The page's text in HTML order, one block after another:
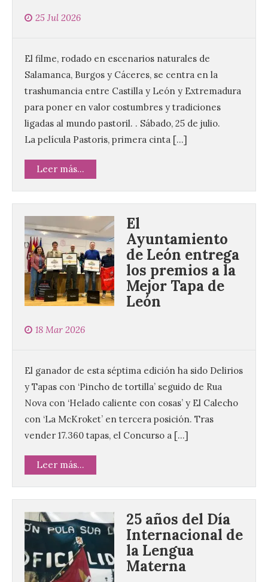
25 Jul 2026
El filme, rodado en escenarios naturales de
Salamanca, Burgos y Cáceres, se centra en la
trashumancia entre Castilla y León y Extremadura
para poner en valor costumbres y tradiciones
ligadas al mundo pastoril. . Sábado, 25 de julio.
La película Pastoris, primera cinta […]
Leer más...
El
Ayuntamiento
de León entrega
los premios a la
Mejor Tapa de
León
18 Mar 2026
El ganador de esta séptima edición ha sido Delirios
y Tapas con ‘Pincho de tortilla’ seguido de Rua
Nova con ‘Helado caliente con cosas’ y El Calecho
con ‘La McKroket’ en tercera posición. Tras
vender 17.360 tapas, el Concurso a […]
Leer más...
25 años del Día
Internacional de
la Lengua
Materna